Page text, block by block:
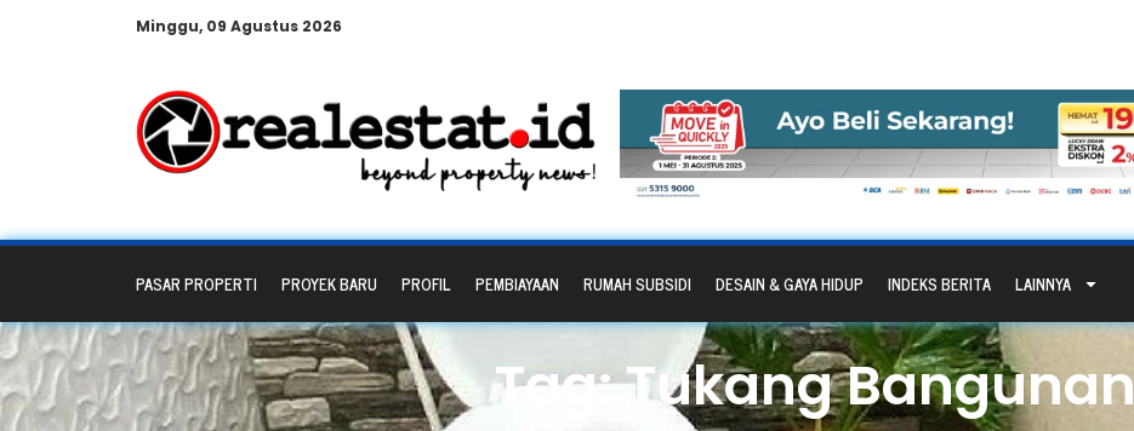
Minggu, 09 Agustus 2026
PASAR PROPERTI PROYEK BARU PROFIL PEMBIAYAAN RUMAH SUBSIDI DESAIN & GAYA HIDUP INDEKS BERITA LAINNYA
Tag: Tukang Bangunan